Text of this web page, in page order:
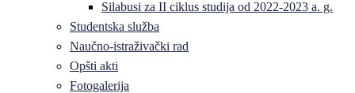
Silabusi za II ciklus studija od 2022-2023 a. g.
Studentska služba
Naučno-istraživački rad
Opšti akti
Fotogalerija